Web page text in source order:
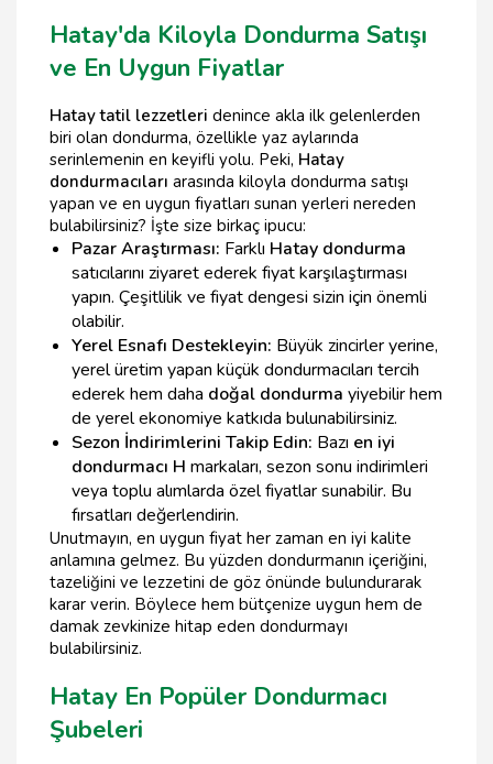
Hatay'da Kiloyla Dondurma Satışı
ve En Uygun Fiyatlar
Hatay tatil lezzetleri denince akla ilk gelenlerden
biri olan dondurma, özellikle yaz aylarında
serinlemenin en keyifli yolu. Peki, Hatay
dondurmacıları arasında kiloyla dondurma satışı
yapan ve en uygun fiyatları sunan yerleri nereden
bulabilirsiniz? İşte size birkaç ipucu:
Pazar Araştırması: Farklı Hatay dondurma
satıcılarını ziyaret ederek fiyat karşılaştırması
yapın. Çeşitlilik ve fiyat dengesi sizin için önemli
olabilir.
Yerel Esnafı Destekleyin: Büyük zincirler yerine,
yerel üretim yapan küçük dondurmacıları tercih
ederek hem daha doğal dondurma yiyebilir hem
de yerel ekonomiye katkıda bulunabilirsiniz.
Sezon İndirimlerini Takip Edin: Bazı en iyi
dondurmacı H markaları, sezon sonu indirimleri
veya toplu alımlarda özel fiyatlar sunabilir. Bu
fırsatları değerlendirin.
Unutmayın, en uygun fiyat her zaman en iyi kalite
anlamına gelmez. Bu yüzden dondurmanın içeriğini,
tazeliğini ve lezzetini de göz önünde bulundurarak
karar verin. Böylece hem bütçenize uygun hem de
damak zevkinize hitap eden dondurmayı
bulabilirsiniz.
Hatay En Popüler Dondurmacı
Şubeleri